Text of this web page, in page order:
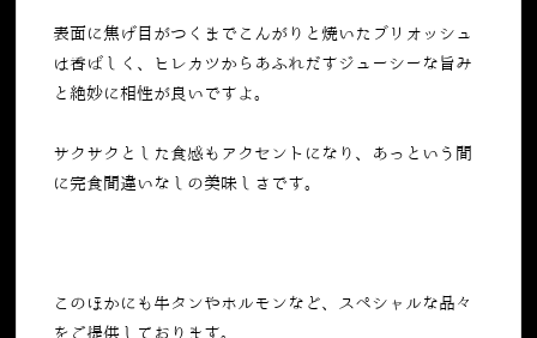
表面に焦げ目がつくまでこんがりと焼いたブリオッシュ
は香ばしく、ヒレカツからあふれだすジューシーな旨み
と絶妙に相性が良いですよ。
サクサクとした食感もアクセントになり、あっという間
に完食間違いなしの美味しさです。
このほかにも牛タンやホルモンなど、スペシャルな品々